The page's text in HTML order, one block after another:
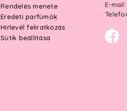
Rendelés menete
Eredeti parfümök
Hírlevél feliratkozás
Sütik beállítása
E-mail: